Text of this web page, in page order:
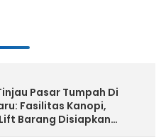
Pasar Tumpah Di
Fasilitas Kanopi,
Barang Disiapkan